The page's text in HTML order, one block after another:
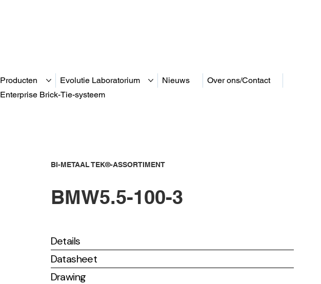
Producten Evolutie Laboratorium Nieuws
Over ons/Contact
Enterprise Brick-Tie-systeem
BI-METAAL TEK®-ASSORTIMENT
BMW5.5-100-3
Details
Datasheet
Drawing